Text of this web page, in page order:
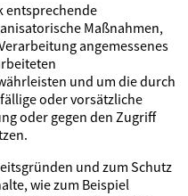
entsprechende
Maßnahmen,
angemessenes
und um die durch
oder vorsätzliche
oder gegen den Zugriff
und zum Schutz
wie zum Beispiel